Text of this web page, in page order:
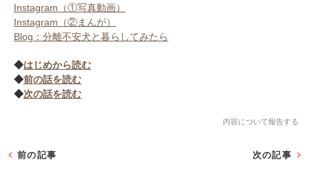
Instagram（①写真動画）
Instagram（②まんが）
Blog：分離不安犬と暮らしてみたら
◆はじめから読む
◆前の話を読む
◆次の話を読む
内容について報告する
前の記事 次の記事